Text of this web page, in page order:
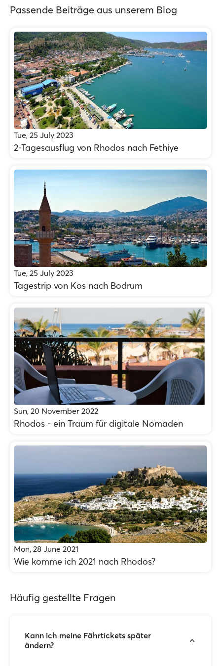
Passende Beiträge aus unserem Blog
Tue, 25 July 2023
2-Tagesausflug von Rhodos nach Fethiye
Tue, 25 July 2023
Tagestrip von Kos nach Bodrum
Sun, 20 November 2022
Rhodos - ein Traum für digitale Nomaden
Mon, 28 June 2021
Wie komme ich 2021 nach Rhodos?
Häufig gestellte Fragen
Kann ich meine Fährtickets später
ändern?